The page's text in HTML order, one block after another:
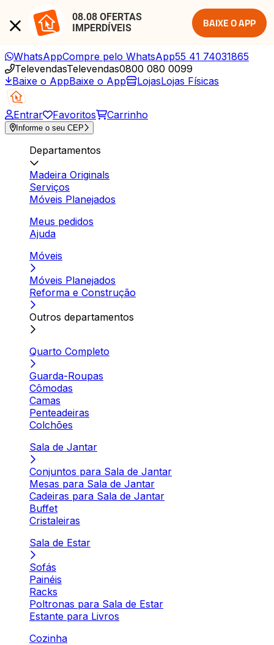
08.08 OFERTAS
IMPERDÍVEIS
BAIXE O APP
WhatsAppCompre pelo WhatsApp55 41 74031865
TelevendasTelevendas0800 080 0099
Baixe o AppBaixe o App LojasLojas Físicas
Entrar Favoritos Carrinho
Informe o seu CEP
Departamentos
Madeira Originals
Serviços
Móveis Planejados
Meus pedidos
Ajuda
Móveis
Móveis Planejados
Reforma e Construção
Outros departamentos
Quarto Completo
Guarda-Roupas
Cômodas
Camas
Penteadeiras
Colchões
Sala de Jantar
Conjuntos para Sala de Jantar
Mesas para Sala de Jantar
Cadeiras para Sala de Jantar
Buffet
Cristaleiras
Sala de Estar
Sofás
Painéis
Racks
Poltronas para Sala de Estar
Estante para Livros
Cozinha